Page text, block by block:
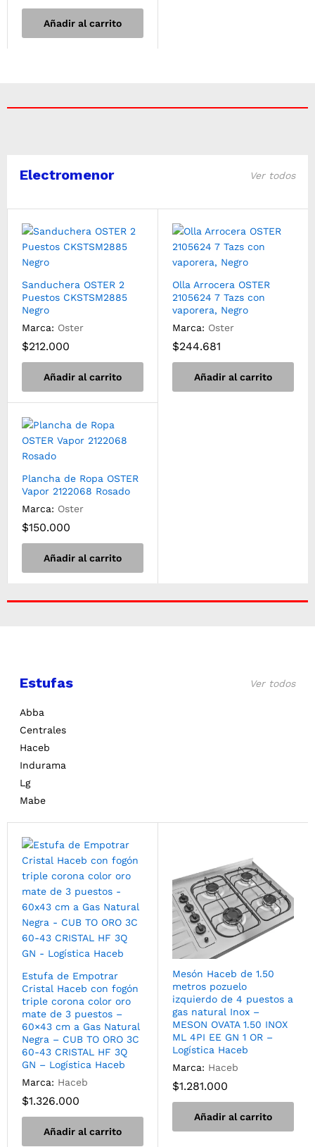
Añadir al carrito
Electromenor Ver todos
Sanduchera OSTER 2
Puestos CKSTSM2885
Negro
Marca: Oster
$212.000
Añadir al carrito
Olla Arrocera OSTER
2105624 7 Tazs con
vaporera, Negro
Marca: Oster
$244.681
Añadir al carrito
Plancha de Ropa OSTER
Vapor 2122068 Rosado
Marca: Oster
$150.000
Añadir al carrito
Estufas
Abba
Centrales
Haceb
Indurama
Lg
Mabe
Ver todos
Estufa de Empotrar
Cristal Haceb con fogón
triple corona color oro
mate de 3 puestos –
60×43 cm a Gas Natural
Negra – CUB TO ORO 3C
60-43 CRISTAL HF 3Q
GN – Logística Haceb
Marca: Haceb
$1.326.000
Añadir al carrito
Mesón Haceb de 1.50
metros pozuelo
izquierdo de 4 puestos a
gas natural Inox –
MESON OVATA 1.50 INOX
ML 4PI EE GN 1 OR –
Logística Haceb
Marca: Haceb
$1.281.000
Añadir al carrito